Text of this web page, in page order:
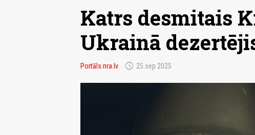
Katrs desmitais
Ukrainā
Portāls nra.lv schedule 25.sep 2025